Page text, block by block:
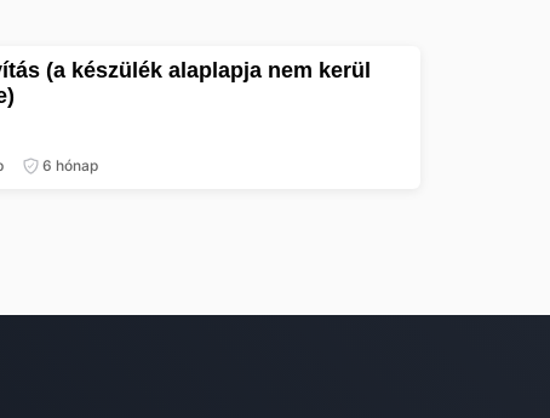
6 hónap